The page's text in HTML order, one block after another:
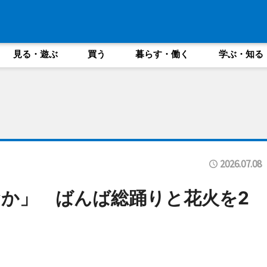
見る・遊ぶ 買う 暮らす・働く 学ぶ・知る
2026.07.08
」 ばんば総踊りと花火を2